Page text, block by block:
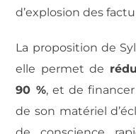
d’explosion des
La proposition de
elle permet de
90 %, et de
de son matériel